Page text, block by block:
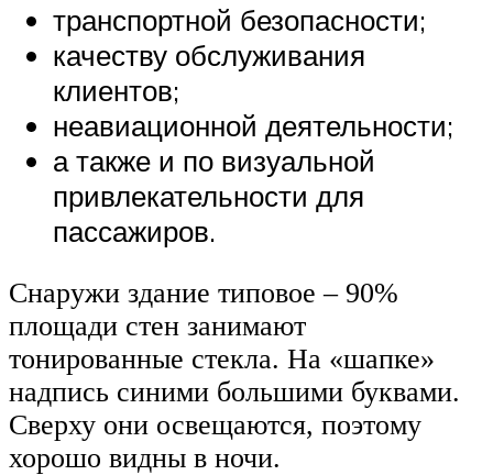
транспортной безопасности;
качеству обслуживания
клиентов;
неавиационной деятельности;
а также и по визуальной
привлекательности для
пассажиров.
Снаружи здание типовое – 90%
площади стен занимают
тонированные стекла. На «шапке»
надпись синими большими буквами.
Сверху они освещаются, поэтому
хорошо видны в ночи.